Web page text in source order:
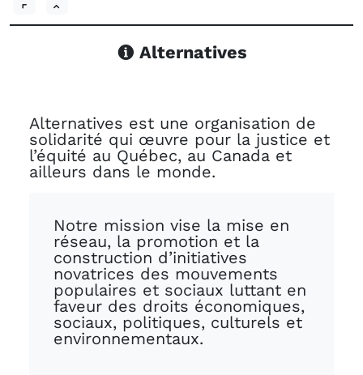
Alternatives
Alternatives est une organisation de
solidarité qui œuvre pour la justice et
l’équité au Québec, au Canada et
ailleurs dans le monde.
Notre mission vise la mise en
réseau, la promotion et la
construction d’initiatives
novatrices des mouvements
populaires et sociaux luttant en
faveur des droits économiques,
sociaux, politiques, culturels et
environnementaux.